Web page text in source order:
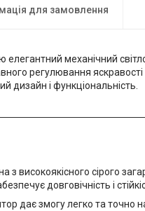
для замовлення
механічний
регулювання яскравості
дизайн і функціональність.
високоякісного сірого
довговічність і
дає змогу легко та точно